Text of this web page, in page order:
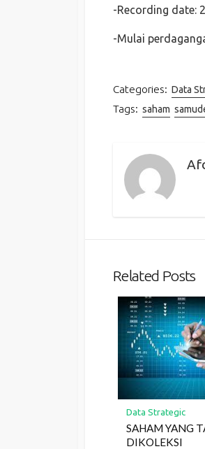
-Recording date:
-Mulai
Categories: Data
Tags: saham
Related Posts
Data Strategic
SAHAM YANG
DIKOLEKSI